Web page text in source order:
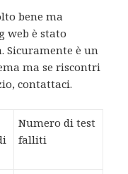
bene ma
web è stato
Sicuramente è un
ma se riscontri
contattaci.
Numero di test
falliti